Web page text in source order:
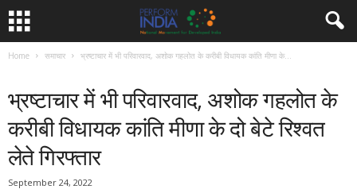
Home समाचार भ्रष्टाचार में भी परिवारवाद, अशोक गहलोत के करीबी विधायक कांति मीणा के...
भ्रष्टाचार में भी परिवारवाद, अशोक गहलोत के
करीबी विधायक कांति मीणा के दो बेटे रिश्वत
लेते गिरफ्तार
September 24, 2022